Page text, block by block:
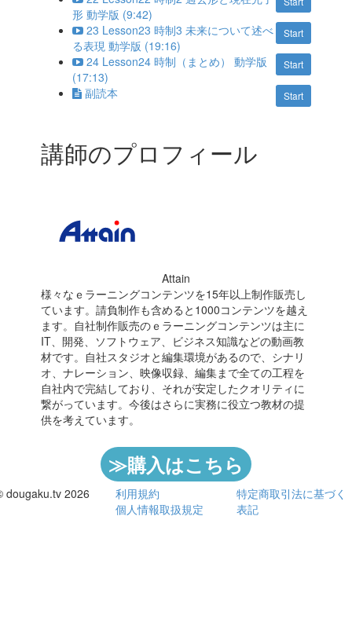
形 動学版 (9:42)
Start
23 Lesson23 時制3 未来について述べ
る表現 動学版 (19:16)
Start
24 Lesson24 時制（まとめ） 動学版
(17:13)
Start
副読本
講師のプロフィール
Attain
様々なｅラーニングコンテンツを15年以上制作販売し
ています。請負制作も含めると1000コンテンツを越え
ます。自社制作販売のｅラーニングコンテンツは主に
IT、開発、ソフトウェア、ビジネス知識などの動画教
材です。自社スタジオと編集環境があるので、シナリ
オ、ナレーション、映像収録、編集まで全ての工程を
自社内で完結しており、それが安定したクオリティに
繋がっています。今後はさらに実務に役立つ教材の提
供を考えています。
≫購入はこちら
dougaku.tv 2026
利用規約
個人情報取扱規定
特定商取引法に基づく
表記